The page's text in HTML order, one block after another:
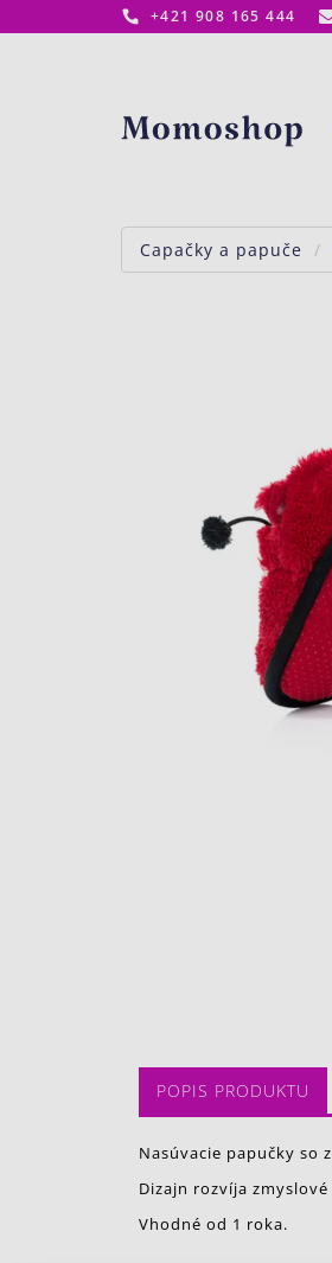
+421 908 165 444
www.momoshop.sk
Capačky a papuče
POPIS PRODUKTU
Nasúvacie papučky so
Dizajn rozvíja
Vhodné od 1 roka.